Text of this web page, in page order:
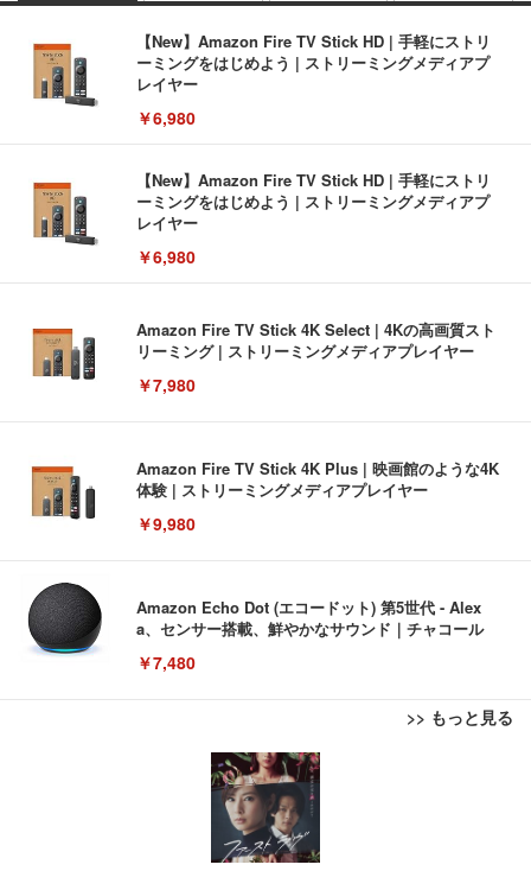
【New】Amazon Fire TV Stick HD | 手軽にストリ
ーミングをはじめよう | ストリーミングメディアプ
レイヤー
￥6,980
【New】Amazon Fire TV Stick HD | 手軽にストリ
ーミングをはじめよう | ストリーミングメディアプ
レイヤー
￥6,980
Amazon Fire TV Stick 4K Select | 4Kの高画質スト
リーミング | ストリーミングメディアプレイヤー
￥7,980
Amazon Fire TV Stick 4K Plus | 映画館のような4K
体験 | ストリーミングメディアプレイヤー
￥9,980
Amazon Echo Dot (エコードット) 第5世代 - Alex
a、センサー搭載、鮮やかなサウンド｜チャコール
￥7,480
>> もっと見る
[EdoErgo] オフィスチェア 椅子 テレワーク 疲れな
い 跳ね上げ式アームレスト コンパクト 約105度ロッ
キング pc 事務椅子 360度回転 座面昇降 強化ナイロ
ン樹脂ベース 通気性メッシュ 在宅ワーク H-WY01
(黒網+黒枠+黒足)
EIZO ビジネス向けプレミアムモニター | FlexScan
EV3240X-WT | 31.5型4K UHD・USB Type-C・ホワ
Amazonベーシック ペットシーツ 薄型 レギュラー 1
回使い捨て 無香料 ホワイト 300枚